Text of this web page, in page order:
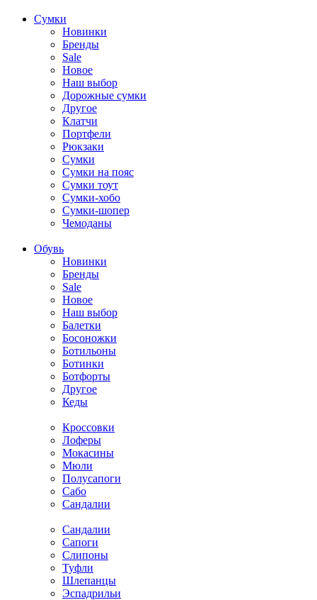
Cумки
Новинки
Бренды
Sale
Новое
Наш выбор
Дорожные сумки
Другое
Клатчи
Портфели
Рюкзаки
Сумки
Сумки на пояс
Сумки тоут
Сумки-хобо
Сумки-шопер
Чемоданы
Обувь
Новинки
Бренды
Sale
Новое
Наш выбор
Балетки
Босоножки
Ботильоны
Ботинки
Ботфорты
Другое
Кеды
Кроссовки
Лоферы
Мокасины
Мюли
Полусапоги
Сабо
Сандалии
Сандалии
Сапоги
Слипоны
Туфли
Шлепанцы
Эспадрильи